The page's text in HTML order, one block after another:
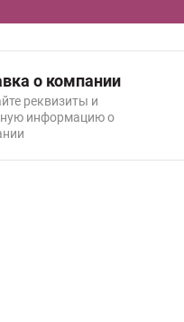
о компании
реквизиты и
информацию о